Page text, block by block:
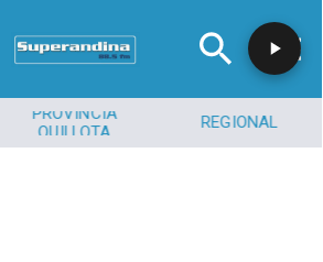
PROVINCIA
QUILLOTA
REGIONAL